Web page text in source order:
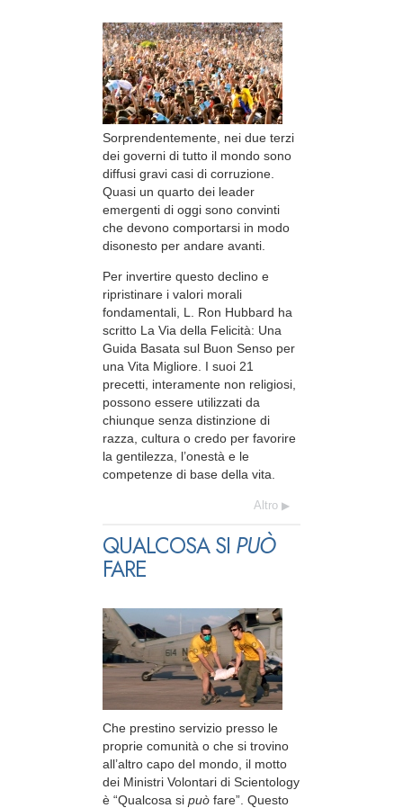
Sorprendentemente, nei due terzi
dei governi di tutto il mondo sono
diffusi gravi casi di corruzione.
Quasi un quarto dei leader
emergenti di oggi sono convinti
che devono comportarsi in modo
disonesto per andare avanti.
Per invertire questo declino e
ripristinare i valori morali
fondamentali, L. Ron Hubbard ha
scritto La Via della Felicità: Una
Guida Basata sul Buon Senso per
una Vita Migliore. I suoi 21
precetti, interamente non religiosi,
possono essere utilizzati da
chiunque senza distinzione di
razza, cultura o credo per favorire
la gentilezza, l’onestà e le
competenze di base della vita.
Altro
QUALCOSA SI PUÒ
FARE
Che prestino servizio presso le
proprie comunità o che si trovino
all’altro capo del mondo, il motto
dei Ministri Volontari di Scientology
è “Qualcosa si può fare”. Questo